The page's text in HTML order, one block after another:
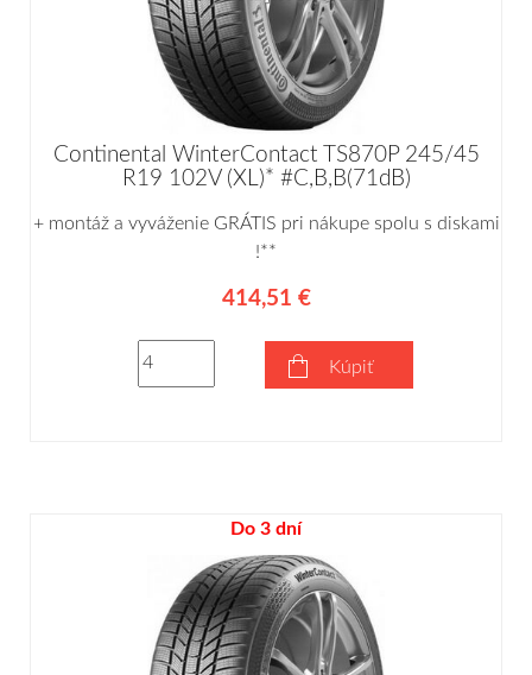
Continental WinterContact TS870P 245/45
R19 102V (XL)* #C,B,B(71dB)
+ montáž a vyváženie GRÁTIS pri nákupe spolu s diskami
!**
414,51 €
Kúpiť
Do 3 dní